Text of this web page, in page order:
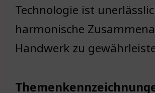
Technologie ist
harmonische
Handwerk zu